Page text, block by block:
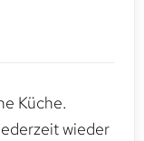
Küche.
wieder